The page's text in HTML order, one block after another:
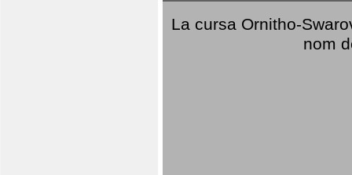
La cursa Ornitho-
nom